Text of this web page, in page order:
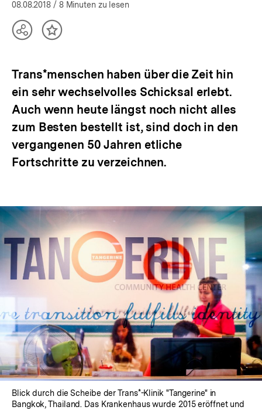
öffnen
08.08.2018 / 8 Minuten zu lesen
TeilenInhalt
Trans*menschen haben über die Zeit hin
ein sehr wechselvolles Schicksal erlebt.
Auch wenn heute längst noch nicht alles
zum Besten bestellt ist, sind doch in den
vergangenen 50 Jahren etliche
Fortschritte zu verzeichnen.
Blick durch die Scheibe der Trans*-Klinik "Tangerine" in
Bangkok, Thailand. Das Krankenhaus wurde 2015 eröffnet und